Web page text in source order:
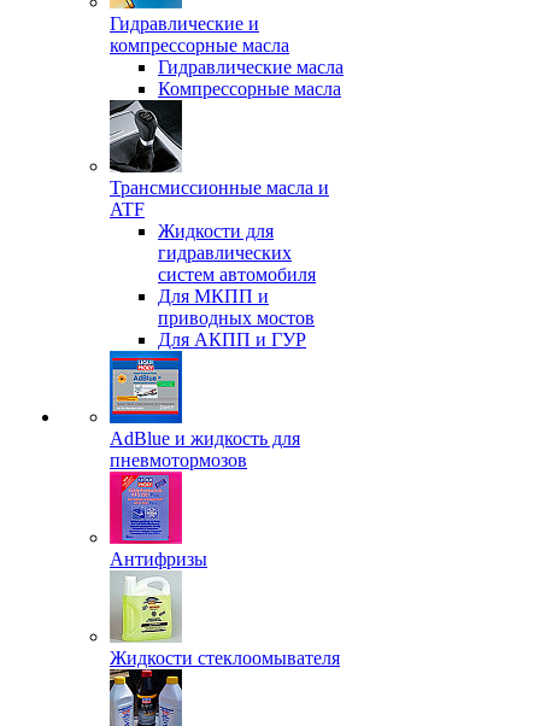
Гидравлические и
компрессорные масла
Гидравлические масла
Компрессорные масла
Трансмиссионные масла и
ATF
Жидкости для
гидравлических
систем автомобиля
Для МКПП и
приводных мостов
Для АКПП и ГУР
AdBlue и жидкость для
пневмотормозов
Антифризы
Жидкости стеклоомывателя